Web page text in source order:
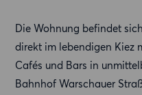
Die Wohnung befindet
direkt im lebendigen Kiez
Cafés und Bars in
Bahnhof Warschauer